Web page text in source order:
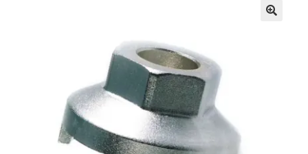
Account & Support
Warenkorb